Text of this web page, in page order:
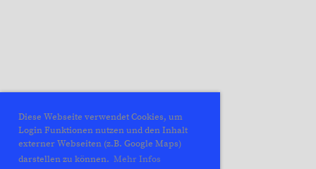
Diese Webseite verwendet Cookies, um
Login Funktionen nutzen und den Inhalt
externer Webseiten (z.B. Google Maps)
darstellen zu können. Mehr Infos